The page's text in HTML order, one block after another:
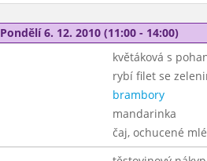
Pondělí 6. 12. 2010 (11:00 - 14:00)
květáková s
rybí filet se
brambory
mandarinka
čaj, ochucené